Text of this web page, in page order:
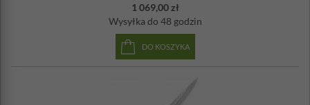
1 069,00 zł
Wysyłka do 48 godzin
DO KOSZYKA